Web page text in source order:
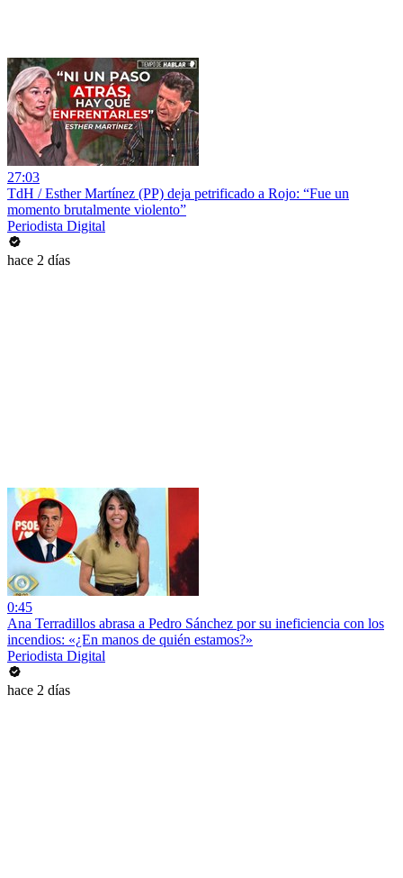
27:03
TdH / Esther Martínez (PP) deja petrificado a Rojo: “Fue un
momento brutalmente violento”
Periodista Digital
hace 2 días
0:45
Ana Terradillos abrasa a Pedro Sánchez por su ineficiencia con los
incendios: «¿En manos de quién estamos?»
Periodista Digital
hace 2 días